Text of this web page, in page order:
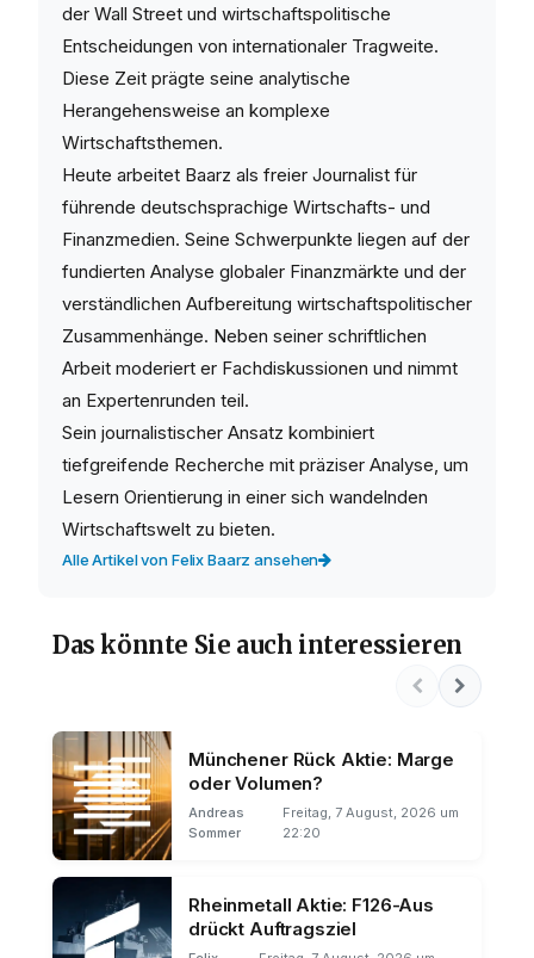
der Wall Street und wirtschaftspolitische
Entscheidungen von internationaler Tragweite.
Diese Zeit prägte seine analytische
Herangehensweise an komplexe
Wirtschaftsthemen.
Heute arbeitet Baarz als freier Journalist für
führende deutschsprachige Wirtschafts- und
Finanzmedien. Seine Schwerpunkte liegen auf der
fundierten Analyse globaler Finanzmärkte und der
verständlichen Aufbereitung wirtschaftspolitischer
Zusammenhänge. Neben seiner schriftlichen
Arbeit moderiert er Fachdiskussionen und nimmt
an Expertenrunden teil.
Sein journalistischer Ansatz kombiniert
tiefgreifende Recherche mit präziser Analyse, um
Lesern Orientierung in einer sich wandelnden
Wirtschaftswelt zu bieten.
Alle Artikel von Felix Baarz ansehen
Das könnte Sie auch interessieren
Münchener Rück Aktie: Marge
oder Volumen?
Andreas
Sommer
Freitag, 7 August, 2026 um
22:20
Rheinmetall Aktie: F126-Aus
drückt Auftragsziel